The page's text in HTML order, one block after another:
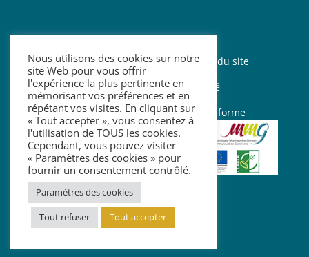
Mentions légales–Contact–Plan du site
– Politique de confidentialité
– Accessibilité : partiellement conforme
Nous utilisons des cookies sur notre
site Web pour vous offrir
l'expérience la plus pertinente en
mémorisant vos préférences et en
répétant vos visites. En cliquant sur
« Tout accepter », vous consentez à
l'utilisation de TOUS les cookies.
Cependant, vous pouvez visiter
« Paramètres des cookies » pour
fournir un consentement contrôlé.
Paramètres des cookies
Tout refuser
Tout accepter